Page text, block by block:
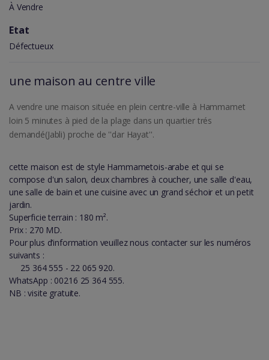
À Vendre
Etat
Défectueux
une maison au centre ville
A vendre une maison située en plein centre-ville à Hammamet
loin 5 minutes à pied de la plage dans un quartier trés
demandé(Jabli) proche de ''dar Hayat''.
cette maison est de style Hammametois-arabe et qui se
compose d'un salon, deux chambres à coucher, une salle d'eau,
une salle de bain et une cuisine avec un grand séchoir et un petit
jardin.
Superficie terrain : 180 m².
Prix : 270 MD.
Pour plus d’information veuillez nous contacter sur les numéros
suivants :
25 364 555 - 22 065 920.
WhatsApp : 00216 25 364 555.
NB : visite gratuite.